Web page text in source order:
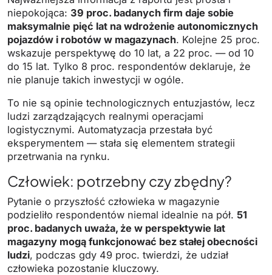
niepokojąca: 39 proc. badanych firm daje sobie
maksymalnie pięć lat na wdrożenie autonomicznych
pojazdów i robotów w magazynach. Kolejne 25 proc.
wskazuje perspektywę do 10 lat, a 22 proc. — od 10
do 15 lat. Tylko 8 proc. respondentów deklaruje, że
nie planuje takich inwestycji w ogóle.
To nie są opinie technologicznych entuzjastów, lecz
ludzi zarządzających realnymi operacjami
logistycznymi. Automatyzacja przestała być
eksperymentem — stała się elementem strategii
przetrwania na rynku.
Człowiek: potrzebny czy zbędny?
Pytanie o przyszłość człowieka w magazynie
podzieliło respondentów niemal idealnie na pół. 51
proc. badanych uważa, że w perspektywie lat
magazyny mogą funkcjonować bez stałej obecności
ludzi, podczas gdy 49 proc. twierdzi, że udział
człowieka pozostanie kluczowy.